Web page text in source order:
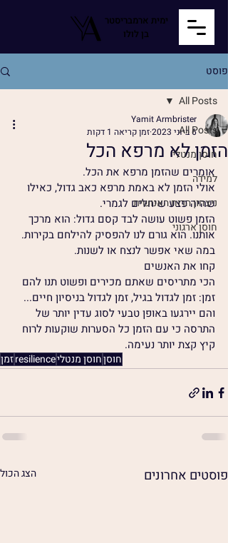
ימית ארמבריסטר
בן לולו
פוסט
All Posts
חוסן מנטלי
למידה
ניצחון הרוח האנושית
חוסן ארגוני
All Posts
הזמן לא מרפא הכל
Yamit Armbrister
6 ביוני 2023
זמן קריאה 1 דקות
אומרים שהזמן מרפא את הכל.
אולי הזמן לא באמת מרפא כאב גדול, כאילו
שהיה פצע שיחלים לגמרי.
הזמן פשוט עושה לבד קסם גדול: הוא מרכך
אותנו. הוא גורם לנו להפסיק להילחם בקירות.
במה שאי אפשר לנצח או לשנות.
קחו את האנשים
הכי מתריסים שאתם מכירים ופשוט תנו להם
זמן: זמן לגדול בגיל, זמן לגדול בניסיון חיים...
והם יירגעו באופן טבעי לסוג עדין יותר של
התרסה כי עם הזמן כל הסערות שוקעות לרוח
קיץ קצת יותר נעימה.
חוסןחוסן מנטליresilienceזמן
פוסטים אחרונים הצג הכול